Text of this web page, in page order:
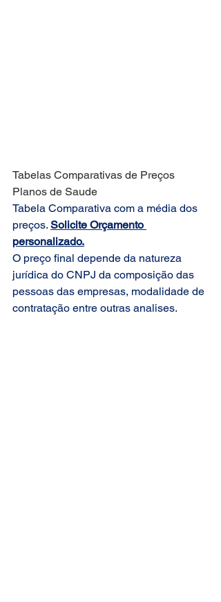
Tabelas Comparativas de Preços
Planos de Saude
Tabela Comparativa com a média dos
preços. Solicite Orçamento
personalizado.
O preço final depende da natureza
jurídica do CNPJ da composição das
pessoas das empresas, modalidade de
contratação entre outras analises.